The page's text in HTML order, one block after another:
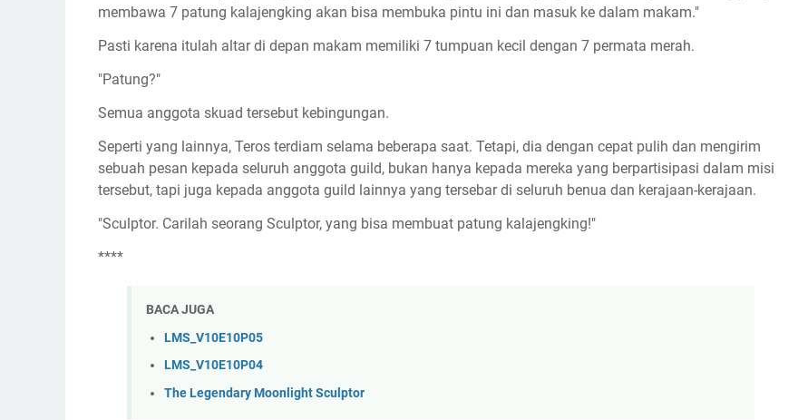
membawa 7 patung kalajengking akan bisa membuka pintu ini dan masuk ke dalam makam."
Pasti karena itulah altar di depan makam memiliki 7 tumpuan kecil dengan 7 permata merah.
"Patung?"
Semua anggota skuad tersebut kebingungan.
Seperti yang lainnya, Teros terdiam selama beberapa saat. Tetapi, dia dengan cepat pulih dan mengirim
sebuah pesan kepada seluruh anggota guild, bukan hanya kepada mereka yang berpartisipasi dalam misi
tersebut, tapi juga kepada anggota guild lainnya yang tersebar di seluruh benua dan kerajaan-kerajaan.
"Sculptor. Carilah seorang Sculptor, yang bisa membuat patung kalajengking!"
****
BACA JUGA
LMS_V10E10P05
LMS_V10E10P04
The Legendary Moonlight Sculptor